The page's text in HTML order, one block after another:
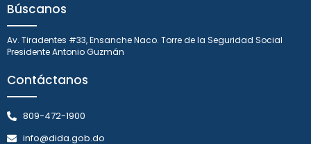
Búscanos
Av. Tiradentes #33, Ensanche Naco. Torre de la Seguridad Social
Presidente Antonio Guzmán
Contáctanos
809-472-1900
info@dida.gob.do